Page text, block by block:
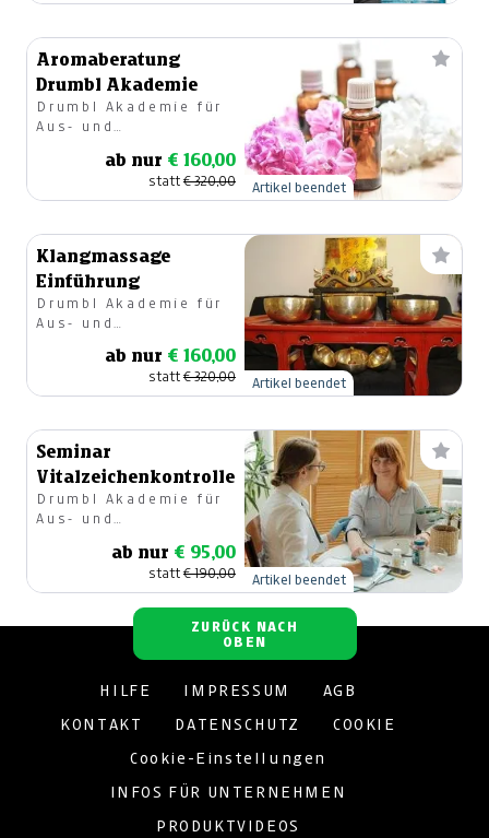
Aromaberatung
Drumbl Akademie
Drumbl Akademie für
Aus- und
ab nur € 160,00
statt€ 320,00 Artikel beendet
Klangmassage
Einführung
Drumbl Akademie für
Aus- und
ab nur € 160,00
statt€ 320,00 Artikel beendet
Seminar
Vitalzeichenkontrolle
Drumbl Akademie für
Aus- und
ab nur € 95,00
statt€ 190,00 Artikel beendet
ZURÜCK NACH
OBEN
HILFE IMPRESSUM AGB
KONTAKT DATENSCHUTZ COOKIE
Cookie-Einstellungen
INFOS FÜR UNTERNEHMEN
PRODUKTVIDEOS